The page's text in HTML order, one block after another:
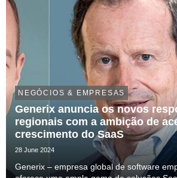
NEGÓCIOS & EMPRESAS
Generix anuncia os novos
regionais com a ambição de
crescimento do SaaS
28 June 2024
Generix – empresa global de software